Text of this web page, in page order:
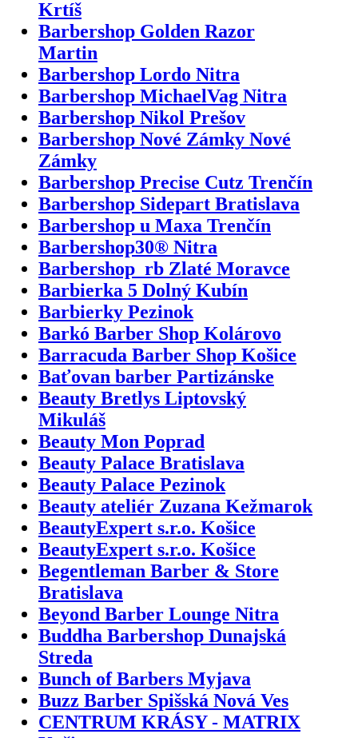
Krtíš
Barbershop Golden Razor
Martin
Barbershop Lordo Nitra
Barbershop MichaelVag Nitra
Barbershop Nikol Prešov
Barbershop Nové Zámky Nové
Zámky
Barbershop Precise Cutz Trenčín
Barbershop Sidepart Bratislava
Barbershop u Maxa Trenčín
Barbershop30® Nitra
Barbershop_rb Zlaté Moravce
Barbierka 5 Dolný Kubín
Barbierky Pezinok
Barkó Barber Shop Kolárovo
Barracuda Barber Shop Košice
Baťovan barber Partizánske
Beauty Bretlys Liptovský
Mikuláš
Beauty Mon Poprad
Beauty Palace Bratislava
Beauty Palace Pezinok
Beauty ateliér Zuzana Kežmarok
BeautyExpert s.r.o. Košice
BeautyExpert s.r.o. Košice
Begentleman Barber & Store
Bratislava
Beyond Barber Lounge Nitra
Buddha Barbershop Dunajská
Streda
Bunch of Barbers Myjava
Buzz Barber Spišská Nová Ves
CENTRUM KRÁSY - MATRIX